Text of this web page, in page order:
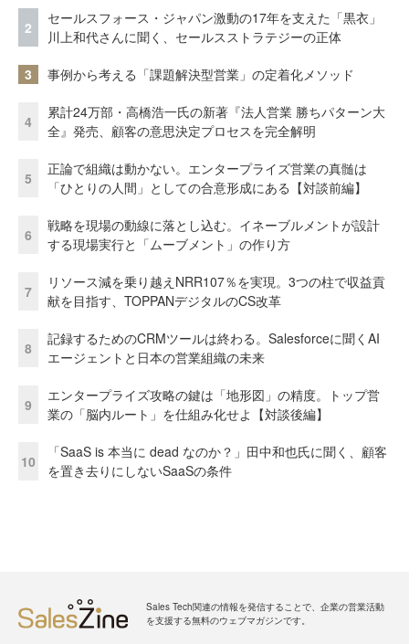
2
セールスフォース・ジャパン激動の17年を支えた「黒衣」
川上和代さんに聞く、セールスストラテジーの正体
3 事例から考える「課題解決型営業」の定着化メソッド
4
累計24万部・高橋浩一氏の新著『法人営業 勝ちパターン大
全』発売、顧客の意思決定プロセスを完全解明
5
正論で組織は動かない。エンタープライズ営業の真髄は
「ひとりの人間」としての合意形成にある【対談前編】
6
戦略を現場の動線に落とし込む。イネーブルメントが設計
する現場実行と「ムーブメント」の作り方
7
リソース減を乗り越えNRR107％を実現。3つの柱で収益貢
献を目指す、TOPPANデジタルのCS改革
8
記録するためのCRMツールは終わる。Salesforceに聞くAI
エージェントと日本の営業組織の未来
9
エンタープライズ攻略の鍵は「地形図」の精度。トップ営
業の「脳内ルート」を仕組み化せよ【対談後編】
10
「SaaS is 本当に dead なのか？」田中和也氏に聞く、顧客
を置き去りにしないSaaSの条件
Sales Tech関連の情報を発信することで、企業の営業活動
を支援する無料のウェブマガジンです。